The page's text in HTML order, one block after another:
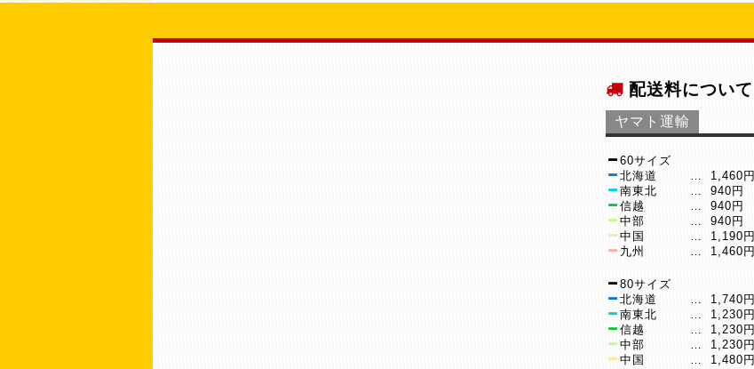
配送料について
ヤマト運輸
60サイズ
北海道
… 1,460円
南東北
… 940円
信越
… 940円
中部
… 940円
中国
… 1,190円
九州
… 1,460円
80サイズ
北海道
… 1,740円
南東北
… 1,230円
信越
… 1,230円
中部
… 1,230円
中国
… 1,480円